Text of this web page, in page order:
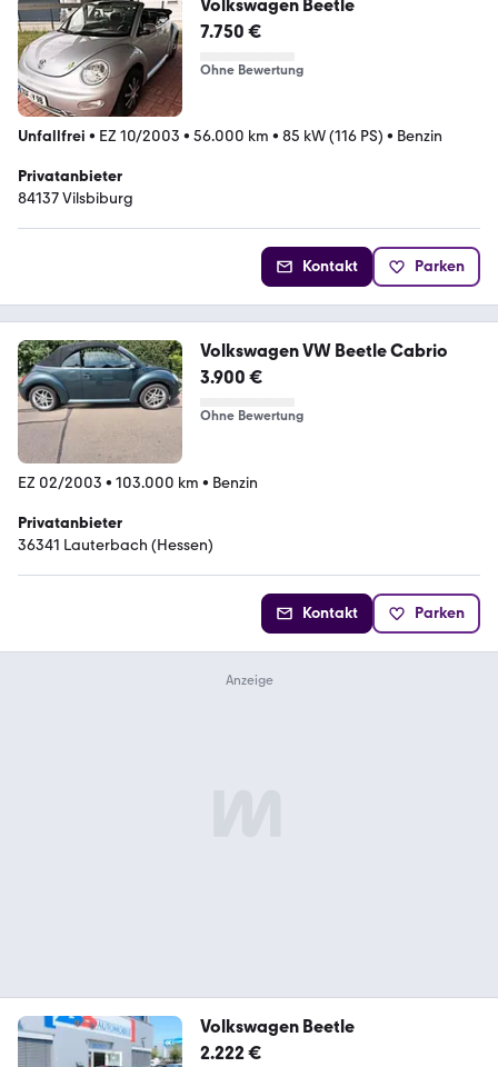
Volkswagen Beetle
7.750 €
Ohne Bewertung
Unfallfrei • EZ 10/2003 • 56.000 km • 85 kW (116 PS) • Benzin
Privatanbieter
84137 Vilsbiburg
Kontakt Parken
Volkswagen VW Beetle Cabrio
3.900 €
Ohne Bewertung
EZ 02/2003 • 103.000 km • Benzin
Privatanbieter
36341 Lauterbach (Hessen)
Kontakt Parken
Volkswagen Beetle
2.222 €